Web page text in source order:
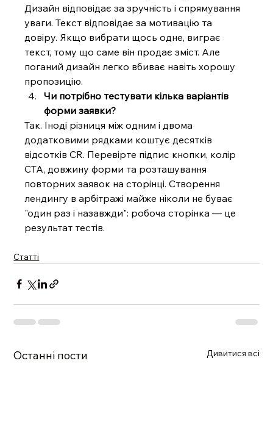
Дизайн відповідає за зручність і спрямування
уваги. Текст відповідає за мотивацію та
довіру. Якщо вибрати щось одне, виграє
текст, тому що саме він продає зміст. Але
поганий дизайн легко вбиває навіть хорошу
пропозицію.
Чи потрібно тестувати кілька варіантів
форми заявки?
Так. Іноді різниця між одним і двома
додатковими рядками коштує десятків
відсотків CR. Перевірте підпис кнопки, колір
CTA, довжину форми та розташування
повторних заявок на сторінці. Створення
лендингу в арбітражі майже ніколи не буває
"один раз і назавжди": робоча сторінка — це
результат тестів.
Статті
Останні пости Дивитися всі